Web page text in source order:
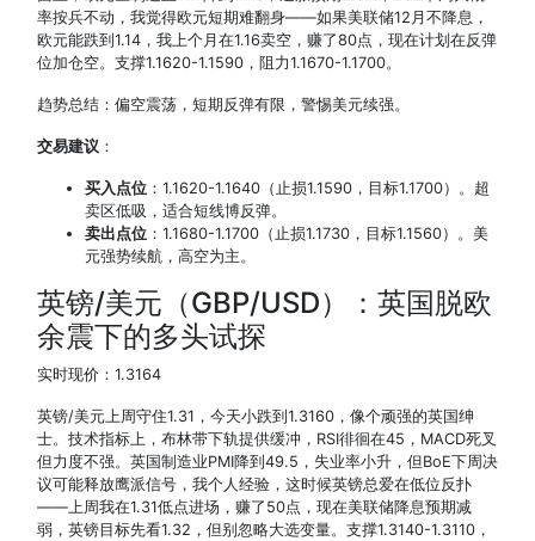
率按兵不动，我觉得欧元短期难翻身——如果美联储12月不降息，
欧元能跌到1.14，我上个月在1.16卖空，赚了80点，现在计划在反弹
位加仓空。支撑1.1620-1.1590，阻力1.1670-1.1700。
趋势总结：偏空震荡，短期反弹有限，警惕美元续强。
交易建议 ：
买入点位 ：1.1620-1.1640（止损1.1590，目标1.1700）。超
卖区低吸，适合短线博反弹。
卖出点位 ：1.1680-1.1700（止损1.1730，目标1.1560）。美
元强势续航，高空为主。
英镑/美元（GBP/USD）：英国脱欧
余震下的多头试探
实时现价：1.3164
英镑/美元上周守住1.31，今天小跌到1.3160，像个顽强的英国绅
士。技术指标上，布林带下轨提供缓冲，RSI徘徊在45，MACD死叉
但力度不强。英国制造业PMI降到49.5，失业率小升，但BoE下周决
议可能释放鹰派信号，我个人经验，这时候英镑总爱在低位反扑
——上周我在1.31低点进场，赚了50点，现在美联储降息预期减
弱，英镑目标先看1.32，但别忽略大选变量。支撑1.3140-1.3110，